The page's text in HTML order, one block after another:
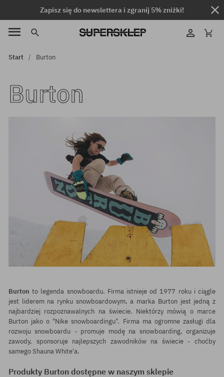
Zapisz się do newslettera i zgranij 5% zniżki!
Start Burton
Burton
Burton to legenda snowboardu. Firma istnieje od 1977 roku i ciągle
jest liderem na rynku snowboardowym, a marka Burton jest jedną z
najbardziej rozpoznawalnych na świecie. Niektórzy mówią o marce
Burton jako o "Nike snowboardingu". Firma ma ogromne zasługi dla
rozwoju snowboardu - promuje modę na snowboarding, organizuje
zawody, sponsoruje najlepszych zawodników na świecie - choćby
samego Shauna White'a.
Produkty Burton dostępne w naszym sklepie